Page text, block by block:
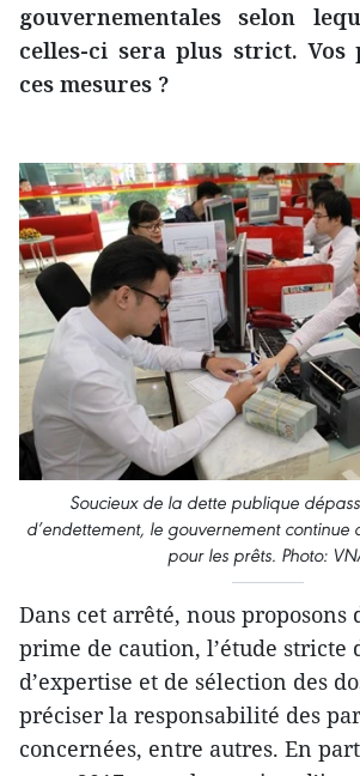
gouvernementales selon
celles-ci sera plus strict. Vos
ces mesures ?
Soucieux de la dette publique
d’endettement, le gouvernement continue
pour les prêts. Photo:
Dans cet arrêté, nous proposons
prime de caution, l’étude stricte
d’expertise et de sélection des
préciser la responsabilité des
concernées, entre autres. En